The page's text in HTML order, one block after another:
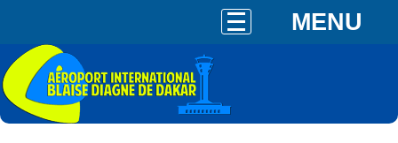
MENU